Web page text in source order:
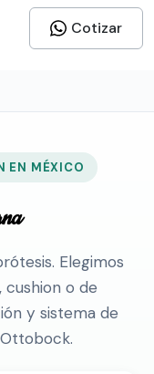
Cotizar
EN MÉXICO
Elegimos
o de
y sistema de